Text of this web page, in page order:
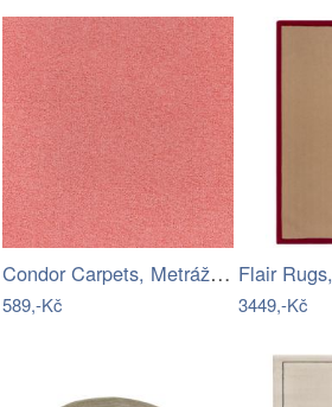
Condor Carpets, Metrážový koberec…
589,-Kč 3449,-Kč